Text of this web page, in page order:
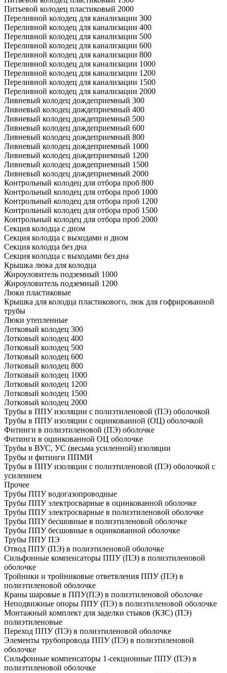
Питьевой колодец пластиковый 2000
Переливной колодец для канализации 300
Переливной колодец для канализации 400
Переливной колодец для канализации 500
Переливной колодец для канализации 600
Переливной колодец для канализации 800
Переливной колодец для канализации 1000
Переливной колодец для канализации 1200
Переливной колодец для канализации 1500
Переливной колодец для канализации 2000
Ливневый колодец дождеприемный 300
Ливневый колодец дождеприемный 400
Ливневый колодец дождеприемный 500
Ливневый колодец дождеприемный 600
Ливневый колодец дождеприемный 800
Ливневый колодец дождеприемный 1000
Ливневый колодец дождеприемный 1200
Ливневый колодец дождеприемный 1500
Ливневый колодец дождеприемный 2000
Контрольный колодец для отбора проб 800
Контрольный колодец для отбора проб 1000
Контрольный колодец для отбора проб 1200
Контрольный колодец для отбора проб 1500
Контрольный колодец для отбора проб 2000
Секция колодца с дном
Секция колодца с выходами и дном
Секция колодца без дна
Секция колодца с выходами без дна
Крышка люка для колодца
Жироуловитель подземный 1000
Жироуловитель подземный 1200
Люки пластиковые
Крышка для колодца пластикового, люк для гофрированной
трубы
Люки утепленные
Лотковый колодец 300
Лотковый колодец 400
Лотковый колодец 500
Лотковый колодец 600
Лотковый колодец 800
Лотковый колодец 1000
Лотковый колодец 1200
Лотковый колодец 1500
Лотковый колодец 2000
Трубы в ППУ изоляции с полиэтиленовой (ПЭ) оболочкой
Трубы в ППУ изоляции с оцинкованной (ОЦ) оболочкой
Фитинги в полиэтиленовой (ПЭ) оболочке
Фитинги в оцинкованной ОЦ оболочке
Трубы в ВУС, УС (весьма усиленной) изоляции
Трубы и фитинги ППМИ
Трубы в ППУ изоляции с полиэтиленовой (ПЭ) оболочкой с
усилением
Прочее
Трубы ППУ водогазопроводные
Трубы ППУ электросварные в оцинкованной оболочке
Трубы ППУ электросварные в полиэтиленовой оболочке
Трубы ППУ бесшовные в полиэтиленовой оболочке
Трубы ППУ бесшовные в оцинкованной оболочке
Трубы ППУ ПЭ
Отвод ППУ (ПЭ) в полиэтиленовой оболочке
Сильфонные компенсаторы ППУ (ПЭ) в полиэтиленовой
оболочке
Тройники и тройниковые ответвления ППУ (ПЭ) в
полиэтиленовой оболочке
Краны шаровые в ППУ(ПЭ) в полиэтиленовой оболочке
Неподвижные опоры ППУ (ПЭ) в полиэтиленовой оболочке
Монтажный комплект для заделки стыков (КЗС) (ПЭ)
полиэтиленовые
Переход ППУ (ПЭ) в полиэтиленовой оболочке
Элементы трубопровода ППУ (ПЭ) в полиэтиленовой
оболочке
Сильфонные компенсаторы 1-секционные ППУ (ПЭ) в
полиэтиленовой оболочке